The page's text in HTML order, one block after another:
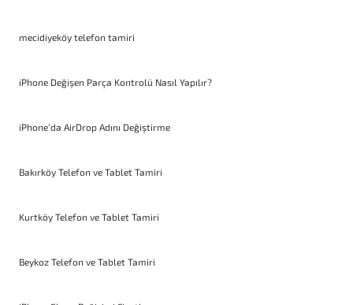
mecidiyeköy telefon tamiri
iPhone Değişen Parça Kontrolü Nasıl Yapılır?
iPhone’da AirDrop Adını Değiştirme
Bakırköy Telefon ve Tablet Tamiri
Kurtköy Telefon ve Tablet Tamiri
Beykoz Telefon ve Tablet Tamiri